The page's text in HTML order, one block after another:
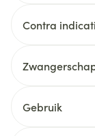
Contra
Gebruik